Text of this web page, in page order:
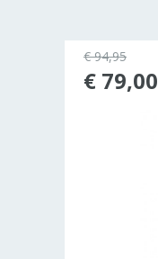
€ 94,95
€ 79,00